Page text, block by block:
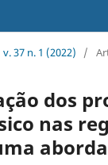
v. 37 n. 1 (2022) /
dos
nas